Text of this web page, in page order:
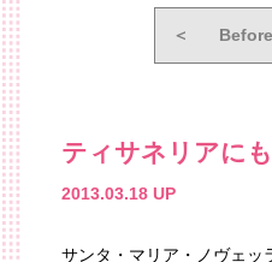
＜ Before
ティサネリアに
2013.03.18 UP
サンタ・マリア・ノヴェッ